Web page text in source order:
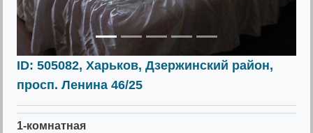
ID: 505082, Харьков, Дзержинский район,
просп. Ленина 46/25
1-комнатная